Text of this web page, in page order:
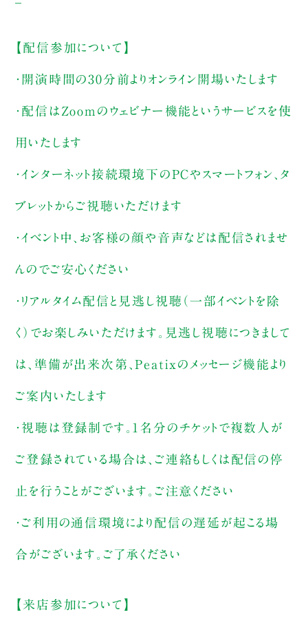
【配信参加について】
・開演時間の30分前よりオンライン開場いたします
・配信はZoomのウェビナー機能というサービスを使
用いたします
・インターネット接続環境下のPCやスマートフォン、タ
ブレットからご視聴いただけます
・イベント中、お客様の顔や音声などは配信されませ
んのでご安心ください
・リアルタイム配信と見逃し視聴（一部イベントを除
く）でお楽しみいただけます。見逃し視聴につきまして
は、準備が出来次第、Peatixのメッセージ機能より
ご案内いたします
・視聴は登録制です。1名分のチケットで複数人が
ご登録されている場合は、ご連絡もしくは配信の停
止を行うことがございます。ご注意ください
・ご利用の通信環境により配信の遅延が起こる場
合がございます。ご了承ください
【来店参加について】